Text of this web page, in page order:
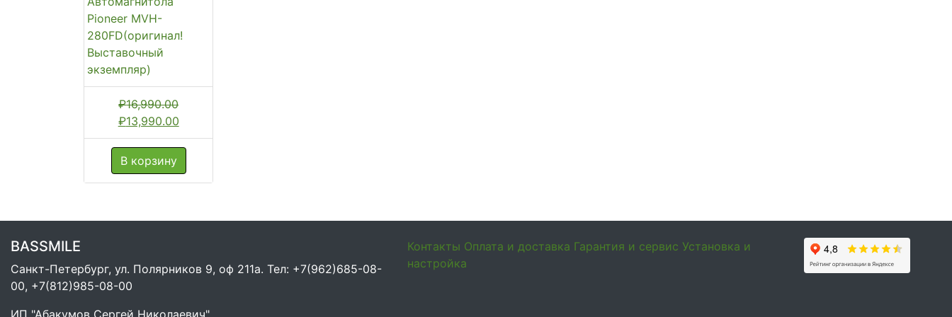
Pioneer MVH-
280FD(оригинал!
Выставочный
экземпляр)
₽16,990.00
Первоначальная
цена
составляла
₽16,990.00.
₽13,990.00Текущая
цена:
₽13,990.00.
В корзину
BASSMILE
Санкт-Петербург, ул. Полярников 9, оф 211а. Тел: +7(962)685-08-
00, +7(812)985-08-00
ИП "Абакумов Сергей Николаевич"
Контакты Оплата и доставка Гарантия и сервис Установка и
настройка